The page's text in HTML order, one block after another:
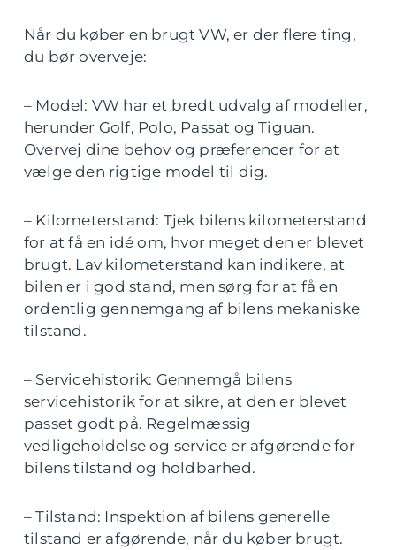
Når du køber en brugt VW, er der flere ting,
du bør overveje:
– Model: VW har et bredt udvalg af modeller,
herunder Golf, Polo, Passat og Tiguan.
Overvej dine behov og præferencer for at
vælge den rigtige model til dig.
– Kilometerstand: Tjek bilens kilometerstand
for at få en idé om, hvor meget den er blevet
brugt. Lav kilometerstand kan indikere, at
bilen er i god stand, men sørg for at få en
ordentlig gennemgang af bilens mekaniske
tilstand.
– Servicehistorik: Gennemgå bilens
servicehistorik for at sikre, at den er blevet
passet godt på. Regelmæssig
vedligeholdelse og service er afgørende for
bilens tilstand og holdbarhed.
– Tilstand: Inspektion af bilens generelle
tilstand er afgørende, når du køber brugt.